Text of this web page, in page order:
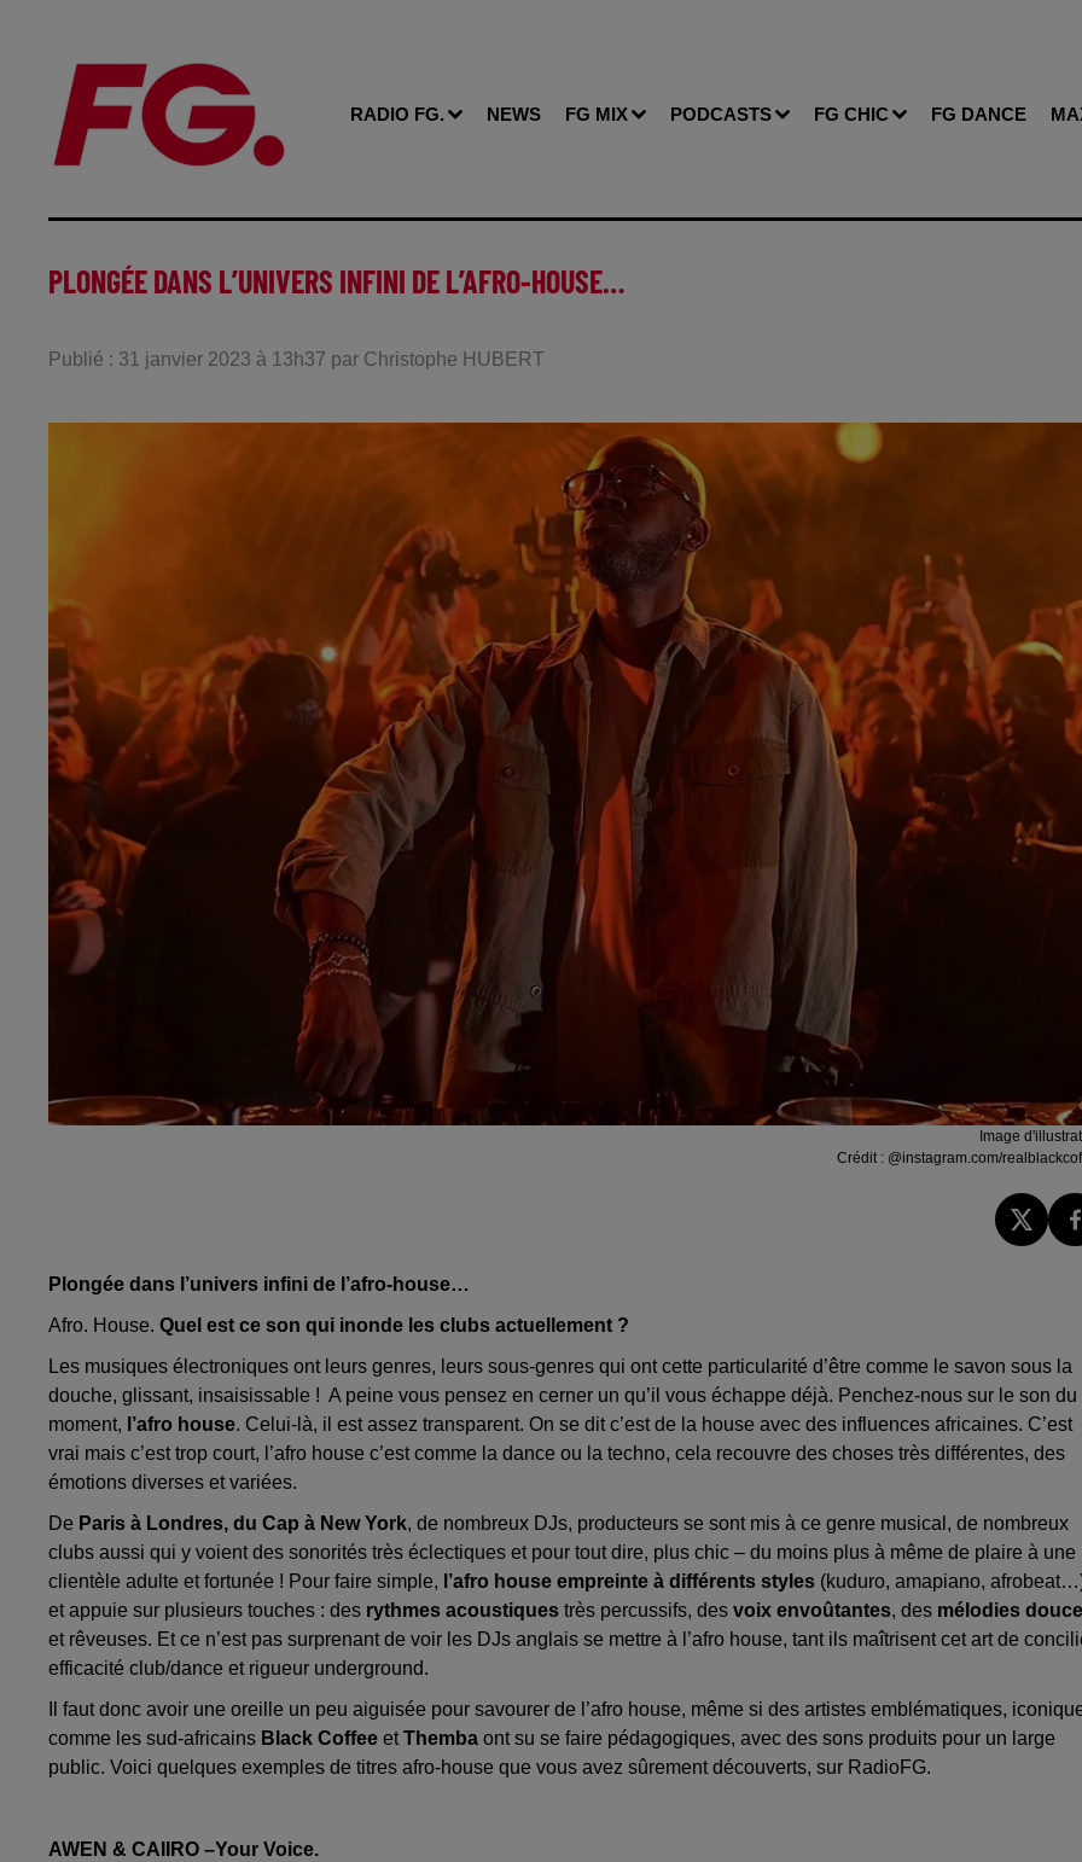
RADIO FG. NEWS FG MIX PODCASTS FG CHIC FG DANCE
PLONGÉE DANS L’UNIVERS INFINI DE L’AFRO-HOUSE…
Publié : 31 janvier 2023 à 13h37 par Christophe HUBERT
Image
Crédit : @instagram.com/
Plongée dans l’univers infini de l’afro-house…
Afro. House. Quel est ce son qui inonde les clubs actuellement ?
Les musiques électroniques ont leurs genres, leurs sous-genres qui ont cette particularité d’être comme le savon sous la
douche, glissant, insaisissable ! A peine vous pensez en cerner un qu’il vous échappe déjà. Penchez-nous sur le son du
moment, l’afro house. Celui-là, il est assez transparent. On se dit c’est de la house avec des influences africaines. C’est
vrai mais c’est trop court, l’afro house c’est comme la dance ou la techno, cela recouvre des choses très différentes, des
émotions diverses et variées.
De Paris à Londres, du Cap à New York, de nombreux DJs, producteurs se sont mis à ce genre musical, de nombreux
clubs aussi qui y voient des sonorités très éclectiques et pour tout dire, plus chic – du moins plus à même de plaire à une
clientèle adulte et fortunée ! Pour faire simple, l’afro house empreinte à différents styles (kuduro, amapiano,
et appuie sur plusieurs touches : des rythmes acoustiques très percussifs, des voix envoûtantes, des mélodies
et rêveuses. Et ce n’est pas surprenant de voir les DJs anglais se mettre à l’afro house, tant ils maîtrisent cet art de
efficacité club/dance et rigueur underground.
Il faut donc avoir une oreille un peu aiguisée pour savourer de l’afro house, même si des artistes emblématiques,
comme les sud-africains Black Coffee etThemba ont su se faire pédagogiques, avec des sons produits pour un large
public. Voici quelques exemples de titres afro-house que vous avez sûrement découverts, sur RadioFG.
AWEN & CAIIRO –Your Voice.